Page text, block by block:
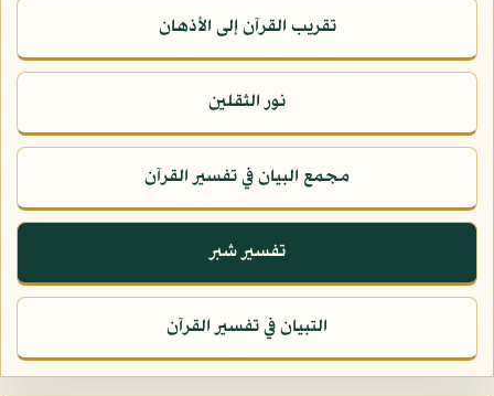
تقريب القرآن إلى الأذهان
نور الثقلين
مجمع البيان في تفسير القرآن
تفسير شبر
التبيان في تفسير القرآن